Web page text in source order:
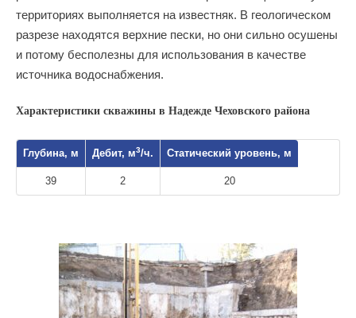
территориях выполняется на известняк. В геологическом
разрезе находятся верхние пески, но они сильно осушены
и потому бесполезны для использования в качестве
источника водоснабжения.
Характеристики скважины в Надежде Чеховского района
Глубина, м Дебит, м3/ч. Статический уровень, м
39 2 20